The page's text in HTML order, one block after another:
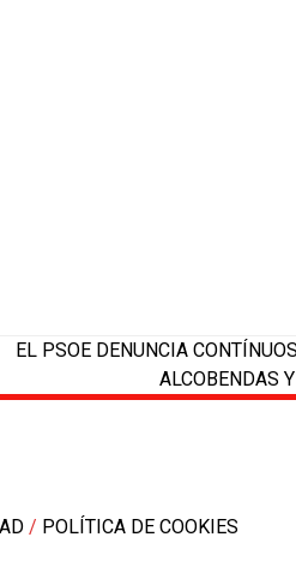
next
EL PSOE DENUNCIA
ALCOBENDAS
/ POLÍTICA DE COOKIES